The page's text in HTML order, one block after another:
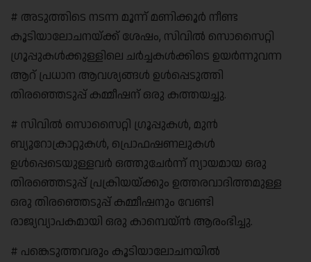
# അടുത്തിടെ നടന്ന മൂന്ന് മണിക്കൂർ നീണ്ട
കൂടിയാലോചനയ്ക്ക് ശേഷം, സിവിൽ സൊസൈറ്റി
ഗ്രൂപ്പുകൾക്കുള്ളിലെ ചർച്ചകൾക്കിടെ ഉയർന്നുവന്ന
ആറ് പ്രധാന ആവശ്യങ്ങൾ ഉൾപ്പെടുത്തി
തിരഞ്ഞെടുപ്പ് കമ്മീഷന് ഒരു കത്തയച്ചു.
# സിവിൽ സൊസൈറ്റി ഗ്രൂപ്പുകൾ, മുൻ
ബ്യൂറോക്രാറ്റുകൾ, പ്രൊഫഷണലുകൾ
ഉൾപ്പെടെയുള്ളവർ ഒത്തുചേർന്ന് ന്യായമായ ഒരു
തിരഞ്ഞെടുപ്പ് പ്രക്രിയയ്ക്കും ഉത്തരവാദിത്തമുള്ള
ഒരു തിരഞ്ഞെടുപ്പ് കമ്മീഷനും വേണ്ടി
രാജ്യവ്യാപകമായി ഒരു കാമ്പെയ്‌ൻ ആരംഭിച്ചു.
# പങ്കെടുത്തവരും കൂടിയാലോചനയിൽ